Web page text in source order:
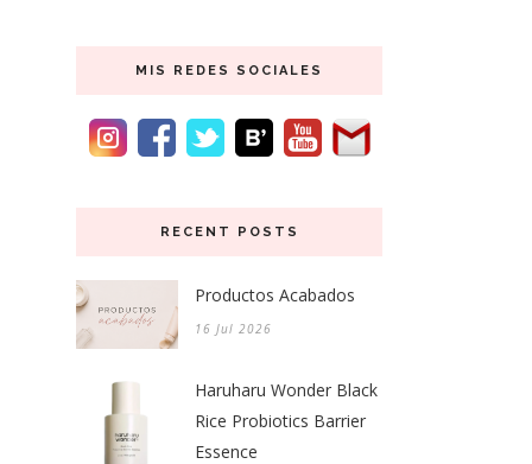
MIS REDES SOCIALES
RECENT POSTS
Productos Acabados
16 Jul 2026
Haruharu Wonder Black
Rice Probiotics Barrier
Essence